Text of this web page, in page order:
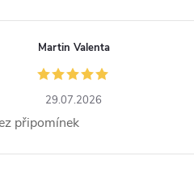
Martin Valenta
29.07.2026
připomínek